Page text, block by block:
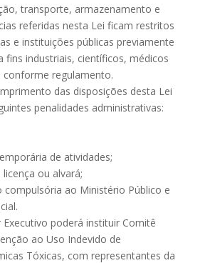
transporte, armazenamento e
referidas nesta Lei ficam restritos
e instituições públicas previamente
fins industriais, científicos, médicos
conforme regulamento.
das disposições desta Lei
penalidades administrativas:
de atividades;
ou alvará;
compulsória ao Ministério Público e
Executivo poderá instituir Comitê
ao Uso Indevido de
Tóxicas, com representantes da